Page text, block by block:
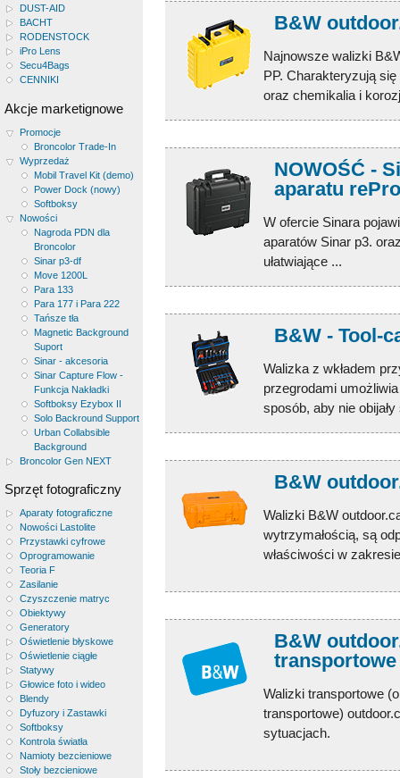
DUST-AID
BACHT
RODENSTOCK
iPro Lens
Secu4Bags
CENNIKI
Akcje marketignowe
Promocje
Broncolor Trade-In
Wyprzedaż
Mobil Travel Kit (demo)
Power Dock (nowy)
Softboksy
Nowości
Nagroda PDN dla
Broncolor
Sinar p3-df
Move 1200L
Para 133
Para 177 i Para 222
Tańsze tła
Magnetic Background
Suport
Sinar - akcesoria
Sinar Capture Flow -
Funkcja Nakładki
Softboksy Ezybox II
Solo Backround Support
Urban Collabsible
Background
Broncolor Gen NEXT
Sprzęt fotograficzny
Aparaty fotograficzne
Nowości Lastolite
Przystawki cyfrowe
Oprogramowanie
Teoria F
Zasilanie
Czyszczenie matryc
Obiektywy
Generatory
Oświetlenie błyskowe
Oświetlenie ciągłe
Statywy
Głowice foto i wideo
Blendy
Dyfuzory i Zastawki
Softboksy
Kontrola światła
Namioty bezcieniowe
Stoły bezcieniowe
B&W
Najnowsze walizki
PP. Charakteryzują
oraz chemikalia i
NOWOŚĆ -
aparatu rePro
W ofercie Sinara
aparatów Sinar p3.
ułatwiające ...
B&W - Tool-
Walizka z wkładem
przegrodami
sposób, aby nie
B&W
Walizki B&W
wytrzymałością, są
właściwości w
B&W
transportowe
Walizki transportowe
transportowe)
sytuacjach.